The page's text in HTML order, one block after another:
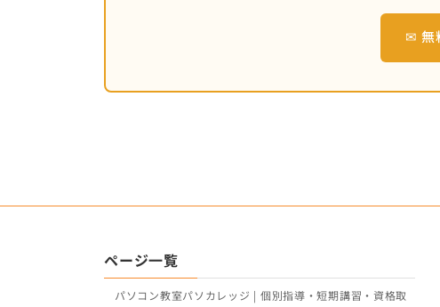
✉ 無
ページ一覧
パソコン教室パソカレッジ | 個別指導・短期講習・資格取